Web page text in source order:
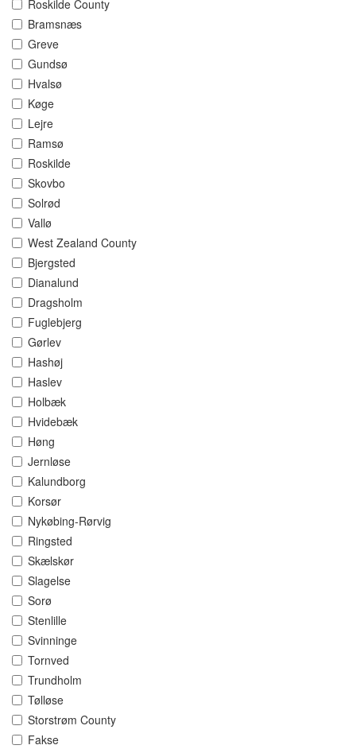
Roskilde County
Bramsnæs
Greve
Gundsø
Hvalsø
Køge
Lejre
Ramsø
Roskilde
Skovbo
Solrød
Vallø
West Zealand County
Bjergsted
Dianalund
Dragsholm
Fuglebjerg
Gørlev
Hashøj
Haslev
Holbæk
Hvidebæk
Høng
Jernløse
Kalundborg
Korsør
Nykøbing-Rørvig
Ringsted
Skælskør
Slagelse
Sorø
Stenlille
Svinninge
Tornved
Trundholm
Tølløse
Storstrøm County
Fakse